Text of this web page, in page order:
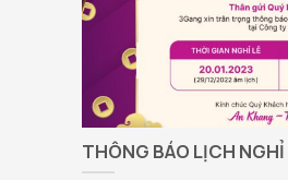
THÔNG BÁO LỊCH